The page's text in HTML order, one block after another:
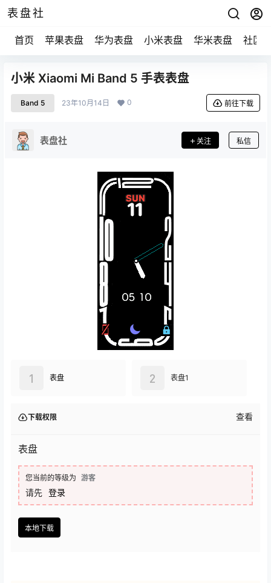
表盘社
首页 苹果表盘 华为表盘 小米表盘 华米表盘 社区
小米 Xiaomi Mi Band 5 手表表盘
Band 5 23年10月14日 0 前往下载
表盘社 关注 私信
表盘
1 表盘1
2
下载权限 查看
表盘
您当前的等级为 游客
请先 登录
本地下载